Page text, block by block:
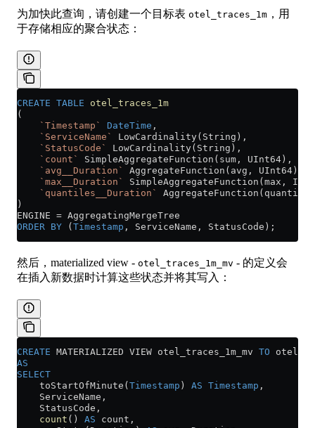
为加快此查询，请创建一个目标表 otel_traces_1m ，用
于存储相应的聚合状态：
CREATE TABLE otel_traces_1m
(
    `Timestamp`
DateTime ,
    `ServiceName`
LowCardinality(String),
    `StatusCode`
LowCardinality(String),
    `count`
SimpleAggregateFunction(sum, UInt64),
    `avg__Duration`
AggregateFunction(avg, UInt64),
    `max__Duration`
SimpleAggregateFunction(max,
    `quantiles__Duration`
)
ENGINE = AggregatingMergeTree
ORDER BY ( Timestamp , ServiceName, StatusCode);
然后，materialized view - otel_traces_1m_mv - 的定义会
在插入新数据时计算这些状态并将其写入：
CREATE MATERIALIZED VIEW otel_traces_1m_mv TO
AS
SELECT
    toStartOfMinute(
Timestamp ) AS Timestamp ,
    ServiceName,
    StatusCode,
    count
() AS count,